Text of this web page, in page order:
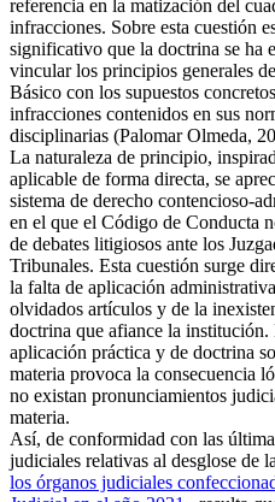
referencia en la matización del
infracciones. Sobre esta cuestión
significativo que la doctrina se ha
vincular los principios generales
Básico con los supuestos
infracciones contenidos en sus
disciplinarias (Palomar Olmeda,
La naturaleza de principio,
aplicable de forma directa, se
sistema de derecho contencioso-
en el que el Código de Conducta
de debates litigiosos ante los
Tribunales. Esta cuestión surge
la falta de aplicación
olvidados artículos y de la
doctrina que afiance la institución.
aplicación práctica y de doctrina
materia provoca la consecuencia
no existan pronunciamientos
materia.
Así, de conformidad con las
judiciales relativas al desglose de la
los órganos judiciales